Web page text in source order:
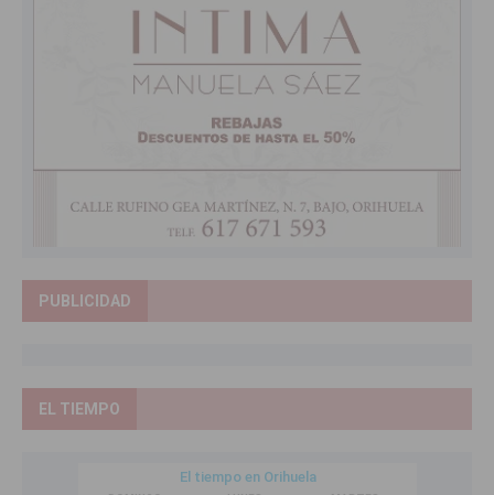
PUBLICIDAD
EL TIEMPO